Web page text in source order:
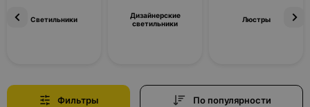
Светильники
Дизайнерские
светильники
Люстры
Фильтры По популярности